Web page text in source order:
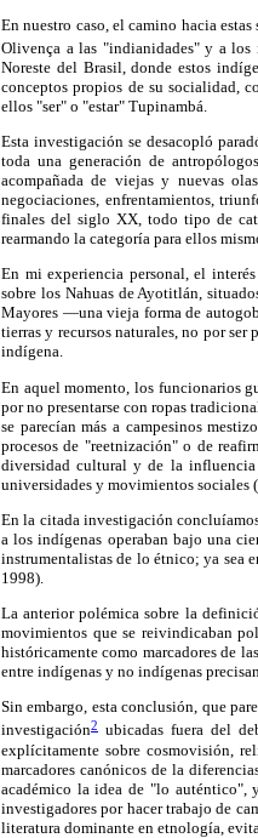
En nuestro caso, el camino hacia
Olivença a las "indianidades" y a
Noreste del Brasil, donde estos
conceptos propios de su socialidad,
ellos "ser" o "estar" Tupinambá.
Esta investigación se desacopló
toda una generación de
acompañada de viejas y nuevas
negociaciones, enfrentamientos,
finales del siglo XX, todo tipo de
rearmando la categoría para ellos
En mi experiencia personal, el
sobre los Nahuas de Ayotitlán,
Mayores —una vieja forma de
tierras y recursos naturales, no por
indígena.
En aquel momento, los funcionarios
por no presentarse con ropas
se parecían más a campesinos
procesos de "reetnización" o de
diversidad cultural y de la
universidades y movimientos sociales
En la citada investigación
a los indígenas operaban bajo una
instrumentalistas de lo étnico; ya sea
1998).
La anterior polémica sobre la
movimientos que se reivindicaban
históricamente como marcadores de
entre indígenas y no indígenas
Sin embargo, esta conclusión, que
investigación2 ubicadas fuera del
explícitamente sobre cosmovisión,
marcadores canónicos de la
académico la idea de "lo auténtico",
investigadores por hacer trabajo de
literatura dominante en etnología,